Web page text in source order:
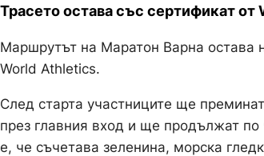
Трасето остава със сертификат от
Маршрутът на Маратон Варна остава
World Athletics.
След старта участниците ще
през главния вход и ще продължат по
е, че съчетава зеленина, морска